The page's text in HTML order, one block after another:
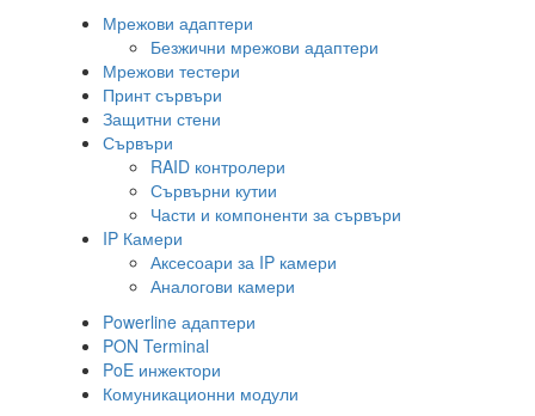
Мрежови адаптери
Безжични мрежови адаптери
Мрежови тестери
Принт сървъри
Защитни стени
Сървъри
RAID контролери
Сървърни кутии
Части и компоненти за сървъри
IP Камери
Аксесоари за IP камери
Аналогови камери
Powerline адаптери
PON Terminal
PoE инжектори
Комуникационни модули